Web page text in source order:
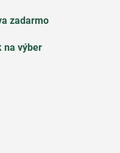
zadarmo
na výber